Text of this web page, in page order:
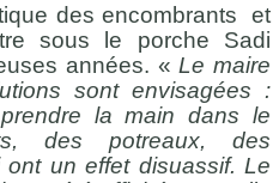
des encombrants et
sous le porche Sadi
années. «Le maire
sont envisagées :
la main dans le
des potreaux, des
un effet disuassif. Le